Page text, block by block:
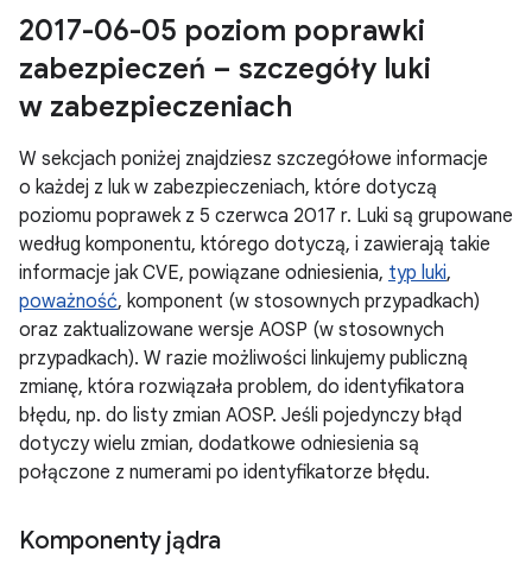
2017-06-05 poziom poprawki
zabezpieczeń – szczegóły luki
w zabezpieczeniach
W sekcjach poniżej znajdziesz szczegółowe informacje
o każdej z luk w zabezpieczeniach, które dotyczą
poziomu poprawek z 5 czerwca 2017 r. Luki są grupowane
według komponentu, którego dotyczą, i zawierają takie
informacje jak CVE, powiązane odniesienia, typ luki,
poważność, komponent (w stosownych przypadkach)
oraz zaktualizowane wersje AOSP (w stosownych
przypadkach). W razie możliwości linkujemy publiczną
zmianę, która rozwiązała problem, do identyfikatora
błędu, np. do listy zmian AOSP. Jeśli pojedynczy błąd
dotyczy wielu zmian, dodatkowe odniesienia są
połączone z numerami po identyfikatorze błędu.
Komponenty jądra